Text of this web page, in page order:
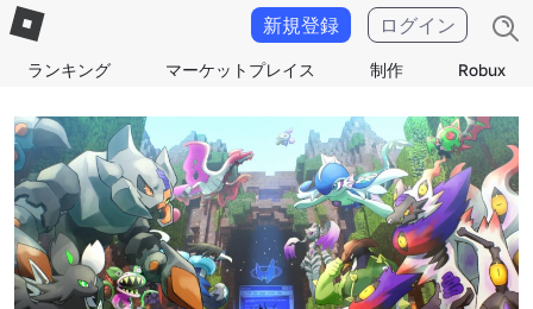
ランキング マーケットプレイス 制作 Robux
新規登録 ログイン